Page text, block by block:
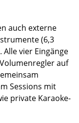
auch externe
(6,3
Alle vier Eingänge
auf
Sessions mit
private Karaoke-